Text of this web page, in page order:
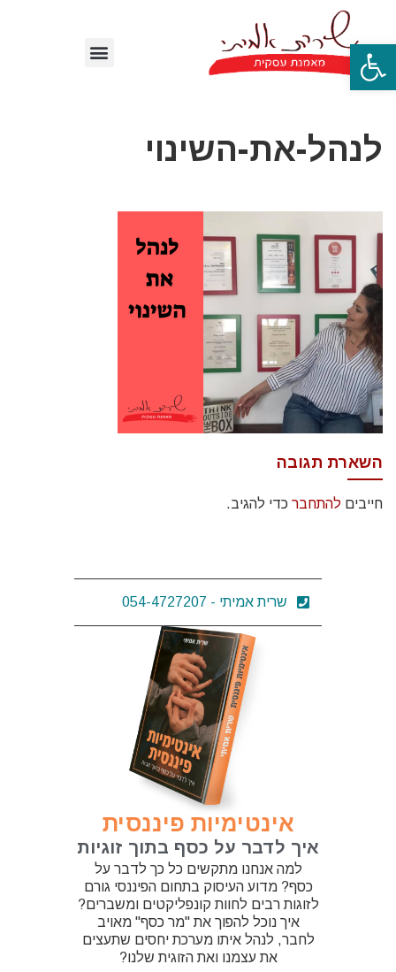
פתח סרגל נגישות
לנהל-את-השינוי
השארת תגובה
חייבים להתחבר כדי להגיב.
שרית אמיתי - 054-4727207
אינטימיות פיננסית
איך לדבר על כסף בתוך זוגיות
למה אנחנו מתקשים כל כך לדבר על
כסף? מדוע העיסוק בתחום הפיננסי גורם
לזוגות רבים לחוות קונפליקטים ומשברים?
איך נוכל להפוך את "מר כסף" מאויב
לחבר, לנהל איתו מערכת יחסים שתעצים
את עצמנו ואת הזוגית שלנו?